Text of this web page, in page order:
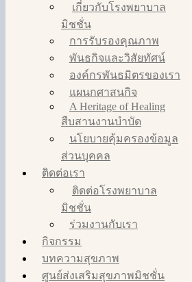
เกี่ยวกับโรงพยาบาล
มิชชั่น
การรับรองคุณภาพ
พันธกิจและวิสัยทัศน์
องค์กรพันธมิตรของเรา
แผนกศาสนกิจ
A Heritage of Healing
สืบสานงานบำบัด
นโยบายคุ้มครองข้อมูล
ส่วนบุคคล
ติดต่อเรา
ติดต่อโรงพยาบาล
มิชชั่น
ร่วมงานกับเรา
กิจกรรม
บทความสุขภาพ
ศูนย์ส่งเสริมสุขภาพมิชชั่น